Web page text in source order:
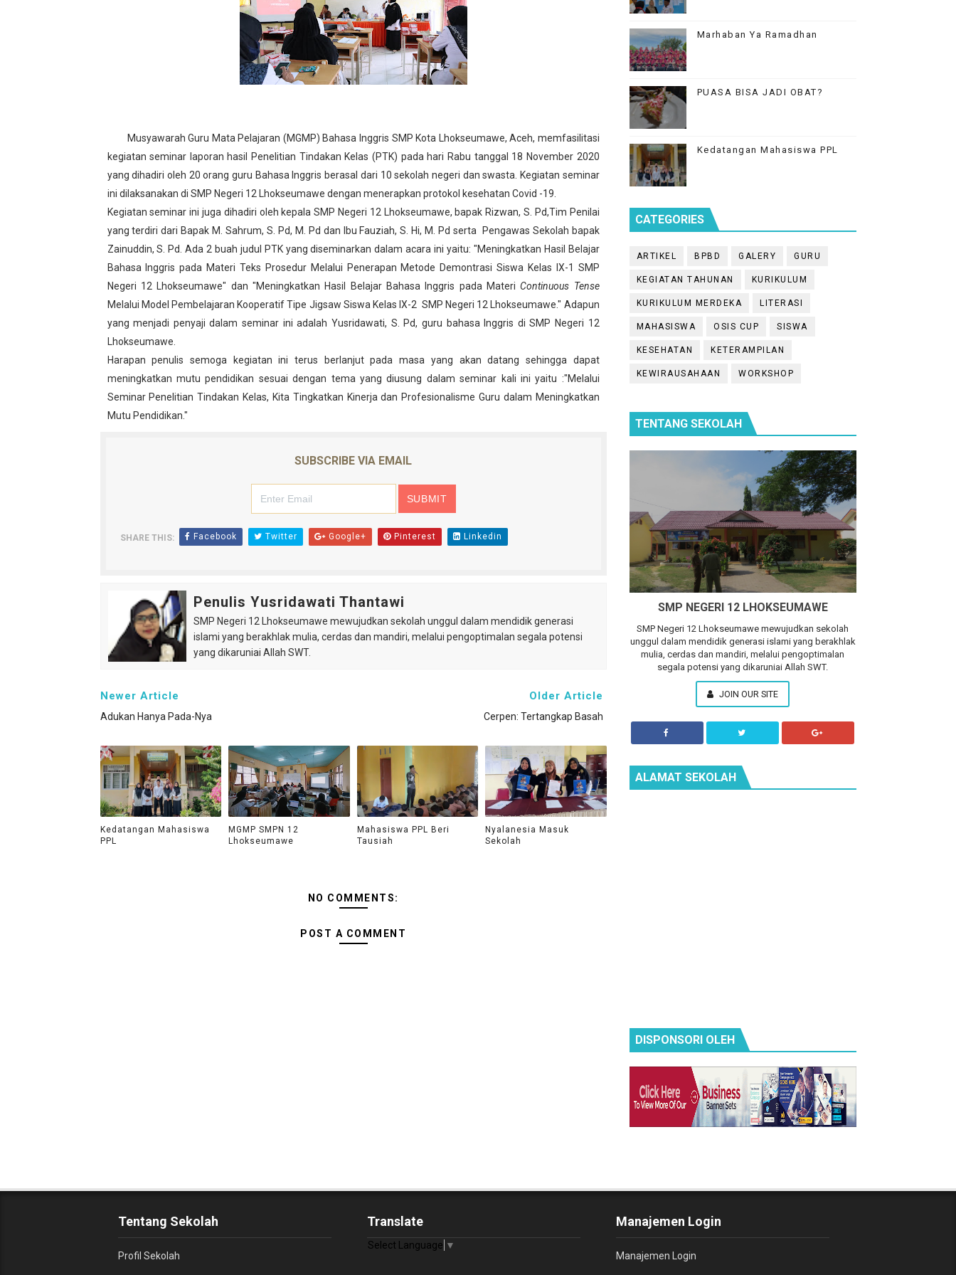
Geliat Literasi di SMPN 12 Lhokseumawe
Vaksin Polio di SMPN 12 Lhokseumawe
Lomba Tingkat Pramuka Penggalang
Kapolsek Banda Sakti di SMPN 12 Lhokseumawe
Karya Wisata ke Suzuya
Sosialisasi dan Kolaborasi
Kegiatan Projek Penguatan Profil Pelajar Pancasila di SMPN 12 Lhokseumawe (2)
Supervisi Tingkatkan Aksi
Briefing in Monday Morning
Berenang Dalam Aquarium
Diseminasi Disiplin Positif
Asam Potong Obat Batuk
SMP Negeri 12 Lhokseumawe Melaju ke OSN tingkat Provinsi di Cabang Lomba Matematika
Musyawarah Guru Mata Pelajaran (MGMP) Bahasa Inggris SMP Kota Lhokseumawe, Aceh, memfasilitasi
kegiatan seminar laporan hasil Penelitian Tindakan Kelas (PTK) pada hari Rabu tanggal 18 November 2020
yang dihadiri oleh 20 orang guru Bahasa Inggris berasal dari 10 sekolah negeri dan swasta. Kegiatan seminar
ini dilaksanakan di SMP Negeri 12 Lhokseumawe dengan menerapkan protokol kesehatan Covid -19.
Kegiatan seminar ini juga dihadiri oleh kepala SMP Negeri 12 Lhokseumawe, bapak Rizwan, S. Pd,Tim Penilai
yang terdiri dari Bapak M. Sahrum, S. Pd, M. Pd dan Ibu Fauziah, S. Hi, M. Pd serta Pengawas Sekolah bapak
Zainuddin, S. Pd. Ada 2 buah judul PTK yang diseminarkan dalam acara ini yaitu: "Meningkatkan Hasil Belajar
Bahasa Inggris pada Materi Teks Prosedur Melalui Penerapan Metode Demontrasi Siswa Kelas IX-1 SMP
Negeri 12 Lhokseumawe" dan "Meningkatkan Hasil Belajar Bahasa Inggris pada MateriContinuous Tense
Melalui Model Pembelajaran Kooperatif Tipe Jigsaw Siswa Kelas IX-2 SMP Negeri 12 Lhokseumawe." Adapun
yang menjadi penyaji dalam seminar ini adalah Yusridawati, S. Pd, guru bahasa Inggris di SMP Negeri 12
Lhokseumawe.
Harapan penulis semoga kegiatan ini terus berlanjut pada masa yang akan datang sehingga dapat
meningkatkan mutu pendidikan sesuai dengan tema yang diusung dalam seminar kali ini yaitu :"Melalui
Seminar Penelitian Tindakan Kelas, Kita Tingkatkan Kinerja dan Profesionalisme Guru dalam Meningkatkan
Mutu Pendidikan."
SUBSCRIBE VIA EMAIL
SHARE THIS: Facebook Twitter Google+ Pinterest Linkedin
Penulis Yusridawati Thantawi
SMP Negeri 12 Lhokseumawe mewujudkan sekolah unggul dalam mendidik generasi
islami yang berakhlak mulia, cerdas dan mandiri, melalui pengoptimalan segala potensi
yang dikaruniai Allah SWT.
Newer Article
Adukan Hanya Pada-Nya
Older Article
Cerpen: Tertangkap Basah
Kedatangan Mahasiswa
PPL
MGMP SMPN 12
Lhokseumawe
Mahasiswa PPL Beri
Tausiah
Nyalanesia Masuk
Sekolah
NO COMMENTS:
POST A COMMENT
Marhaban Ya Ramadhan
PUASA BISA JADI OBAT?
Kedatangan Mahasiswa PPL
CATEGORIES
ARTIKEL BPBD GALERY GURU
KEGIATAN TAHUNAN KURIKULUM
KURIKULUM MERDEKA LITERASI
MAHASISWA OSIS CUP SISWA
KESEHATAN KETERAMPILAN
KEWIRAUSAHAAN WORKSHOP
TENTANG SEKOLAH
SMP NEGERI 12 LHOKSEUMAWE
SMP Negeri 12 Lhokseumawe mewujudkan sekolah
unggul dalam mendidik generasi islami yang berakhlak
mulia, cerdas dan mandiri, melalui pengoptimalan
segala potensi yang dikaruniai Allah SWT.
JOIN OUR SITE
ALAMAT SEKOLAH
DISPONSORI OLEH
Tentang Sekolah
Profil Sekolah
Translate
Select Language ▼
Manajemen Login
Manajemen Login